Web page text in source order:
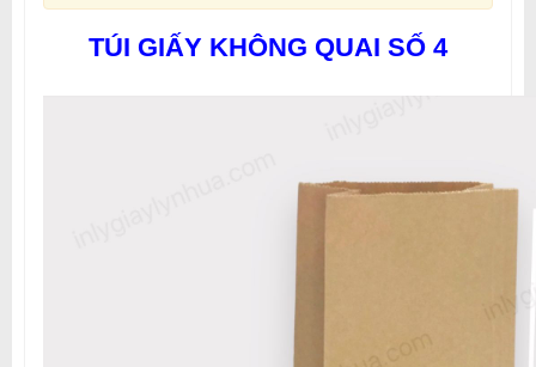
TÚI GIẤY KHÔNG QUAI SỐ 4